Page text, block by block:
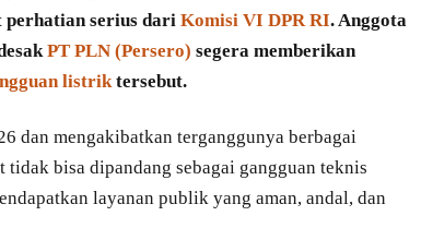
perhatian serius dari Komisi VI DPR RI. Anggota
PT PLN (Persero) segera memberikan
listriktersebut.
dan mengakibatkan terganggunya berbagai
bisa dipandang sebagai gangguan teknis
layanan publik yang aman, andal, dan